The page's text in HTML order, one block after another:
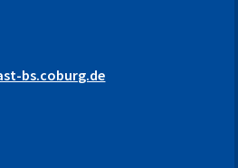
bs.coburg.de